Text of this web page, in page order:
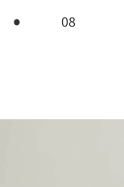
08